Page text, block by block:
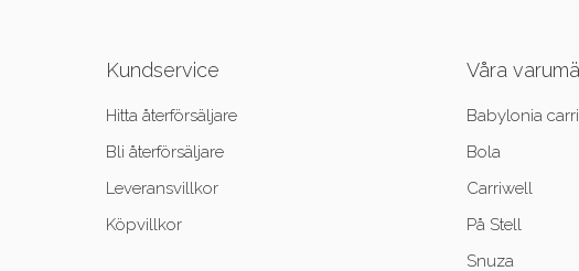
Kundservice
Hitta återförsäljare
Bli återförsäljare
Leveransvillkor
Köpvillkor
Våra
Babylonia
Bola
Carriwell
På Stell
Snuza